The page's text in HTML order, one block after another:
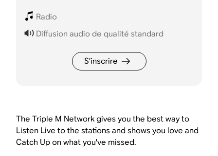
Radio
Diffusion audio de qualité standard
S’inscrire
The Triple M Network gives you the best way to
Listen Live to the stations and shows you love and
Catch Up on what you've missed.